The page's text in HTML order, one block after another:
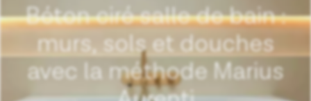
Béton ciré salle de bain :
murs, sols et douches
avec la méthode Marius